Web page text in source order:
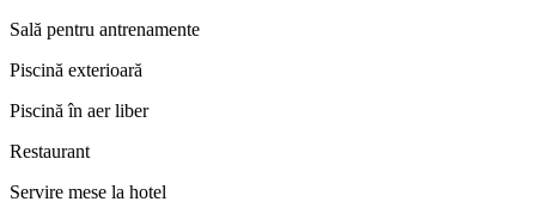
Sală pentru antrenamente
Piscină exterioară
Piscină în aer liber
Restaurant
Servire mese la hotel